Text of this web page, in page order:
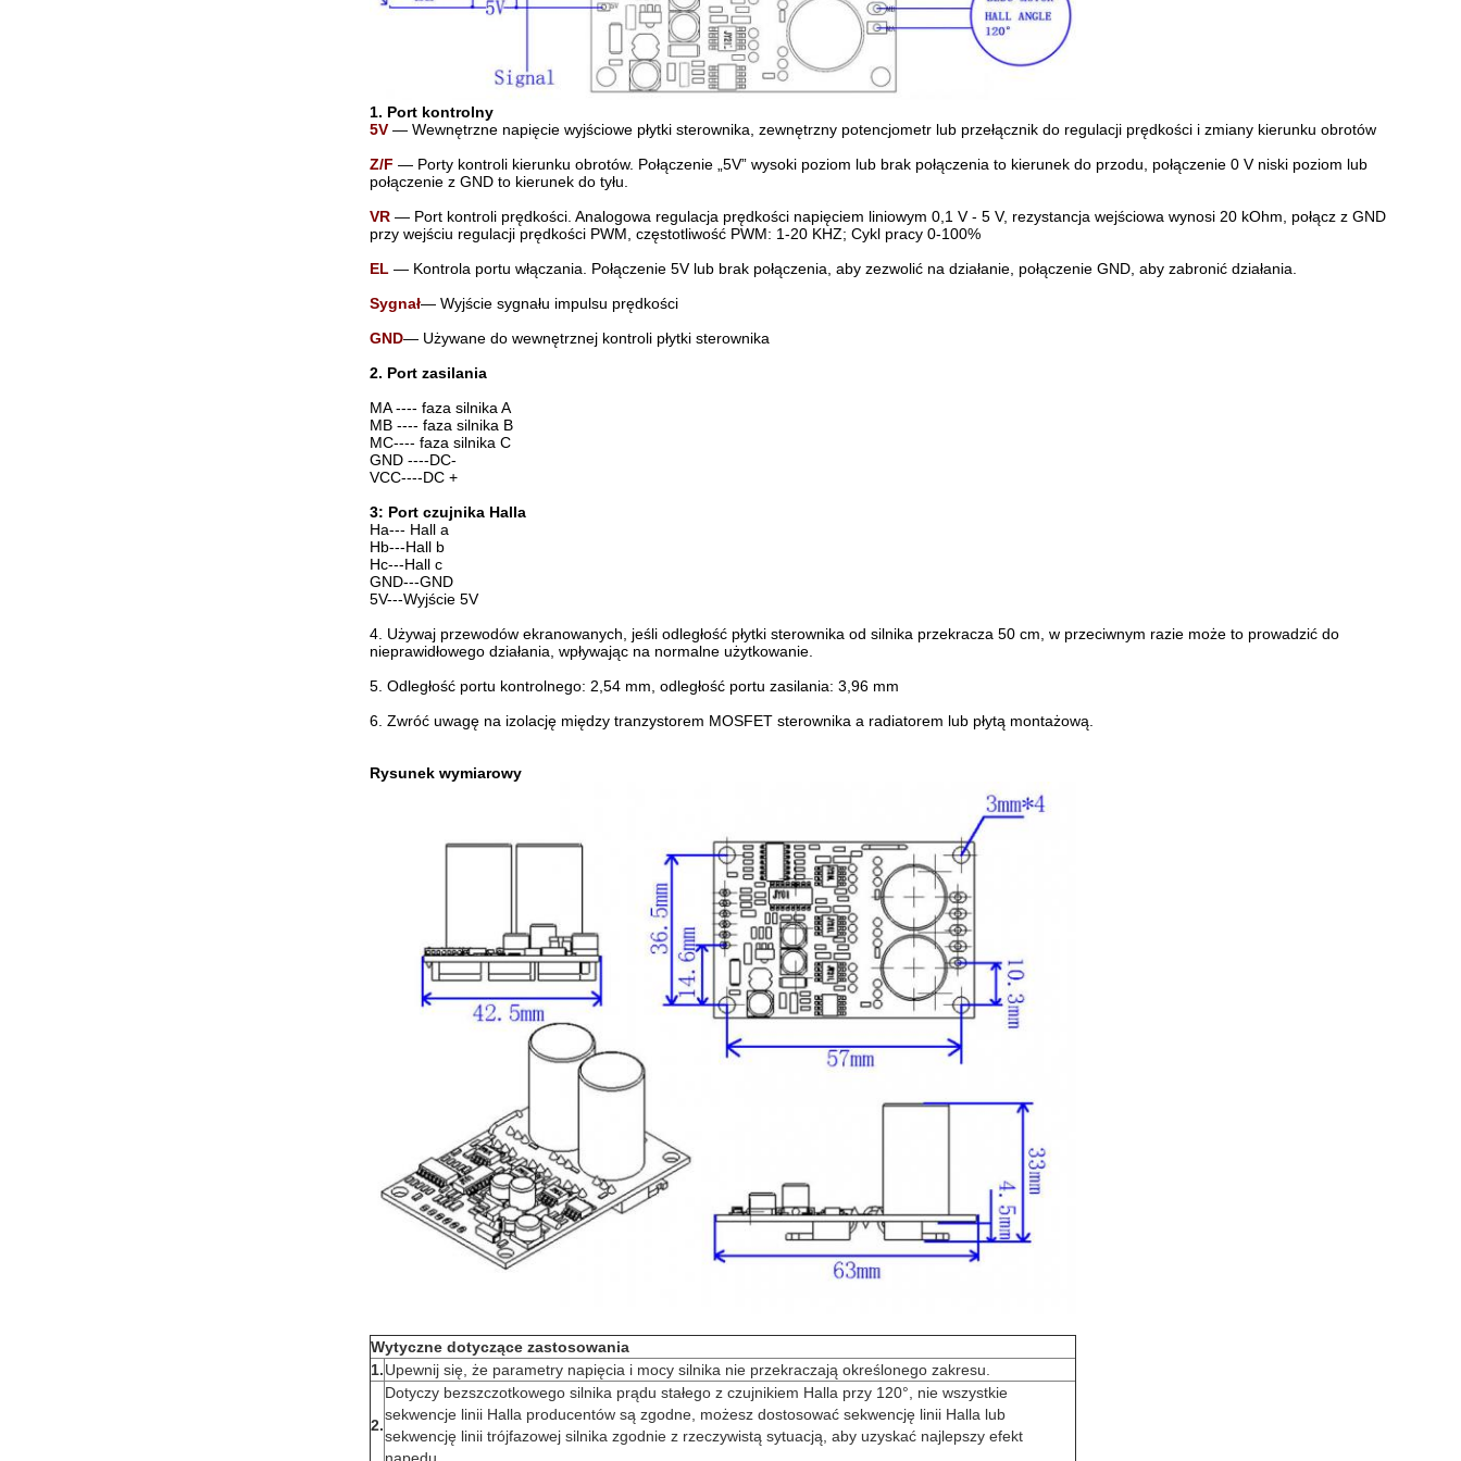
1. Port kontrolny
5V — Wewnętrzne napięcie wyjściowe płytki sterownika, zewnętrzny potencjometr lub przełącznik do regulacji prędkości i zmiany kierunku obrotów
Z/F — Porty kontroli kierunku obrotów. Połączenie „5V” wysoki poziom lub brak połączenia to kierunek do przodu, połączenie 0 V niski poziom lub
połączenie z GND to kierunek do tyłu.
VR — Port kontroli prędkości. Analogowa regulacja prędkości napięciem liniowym 0,1 V - 5 V, rezystancja wejściowa wynosi 20 kOhm, połącz z GND
przy wejściu regulacji prędkości PWM, częstotliwość PWM: 1-20 KHZ; Cykl pracy 0-100%
EL — Kontrola portu włączania. Połączenie 5V lub brak połączenia, aby zezwolić na działanie, połączenie GND, aby zabronić działania.
Sygnał— Wyjście sygnału impulsu prędkości
GND— Używane do wewnętrznej kontroli płytki sterownika
2. Port zasilania
MA ---- faza silnika A
MB ---- faza silnika B
MC---- faza silnika C
GND ----DC-
VCC----DC +
3: Port czujnika Halla
Ha--- Hall a
Hb---Hall b
Hc---Hall c
GND---GND
5V---Wyjście 5V
4. Używaj przewodów ekranowanych, jeśli odległość płytki sterownika od silnika przekracza 50 cm, w przeciwnym razie może to prowadzić do
nieprawidłowego działania, wpływając na normalne użytkowanie.
5. Odległość portu kontrolnego: 2,54 mm, odległość portu zasilania: 3,96 mm
6. Zwróć uwagę na izolację między tranzystorem MOSFET sterownika a radiatorem lub płytą montażową.
Rysunek wymiarowy
Wytyczne dotyczące zastosowania
1.Upewnij się, że parametry napięcia i mocy silnika nie przekraczają określonego zakresu.
2.
Dotyczy bezszczotkowego silnika prądu stałego z czujnikiem Halla przy 120°, nie wszystkie
sekwencje linii Halla producentów są zgodne, możesz dostosować sekwencję linii Halla lub
sekwencję linii trójfazowej silnika zgodnie z rzeczywistą sytuacją, aby uzyskać najlepszy efekt